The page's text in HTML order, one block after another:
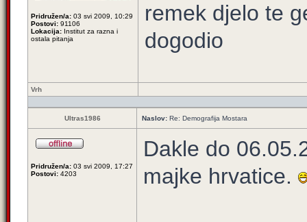
Pridružen/a: 03 svi 2009, 10:29
Postovi: 91106
Lokacija: Institut za razna i
ostala pitanja
remek djelo te
dogodio
Vrh
Ultras1986 Naslov: Re: Demografija Mostara
Pridružen/a: 03 svi 2009, 17:27
Postovi: 4203
Dakle do
majke hrvatice.